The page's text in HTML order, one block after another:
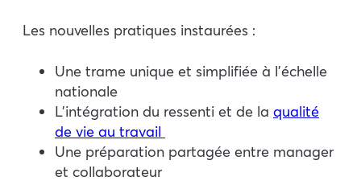
Les nouvelles pratiques instaurées :
Une trame unique et simplifiée à l’échelle
nationale
L’intégration du ressenti et de la qualité
de vie au travail
Une préparation partagée entre manager
et collaborateur